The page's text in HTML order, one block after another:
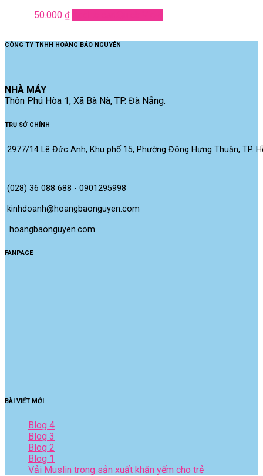
50.000 ₫
CÔNG TY TNHH HOÀNG BẢO NGUYÊN
NHÀ MÁY
Thôn Phú Hòa 1, Xã Bà Nà, TP. Đà Nẵng.
TRỤ SỞ CHÍNH
2977/14 Lê Đức Anh, Khu phố 15, Phường Đông Hưng Thuận, TP.
(028) 36 088 688 - 0901295998
kinhdoanh@hoangbaonguyen.com
hoangbaonguyen.com
FANPAGE
BÀI VIẾT MỚI
Blog 4
Blog 3
Blog 2
Blog 1
Vải Muslin trong sản xuất khăn yếm cho trẻ